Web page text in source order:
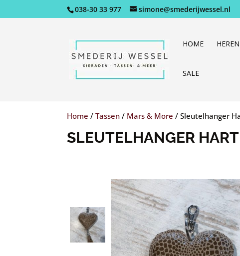
038-30 33 977 simone@smederijwessel.nl
HOME HEREN
SALE
Home /Tassen / Mars & More /Sleutelhanger
SLEUTELHANGER